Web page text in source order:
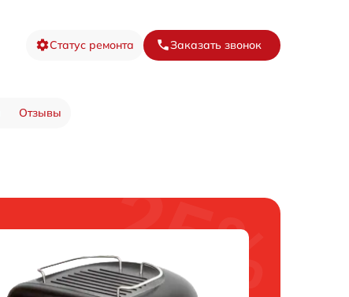
Статус ремонта Заказать звонок
Отзывы